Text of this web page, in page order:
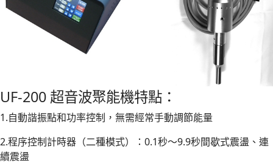
UF-200 超音波聚能機特點：
1.自動諧振點和功率控制，無需經常手動調節能量
2.程序控制計時器（二種模式）：0.1秒～9.9秒間歇式震盪、連
續震盪